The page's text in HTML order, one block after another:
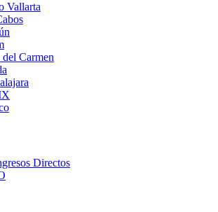
Vallarta
Carmen
Directos